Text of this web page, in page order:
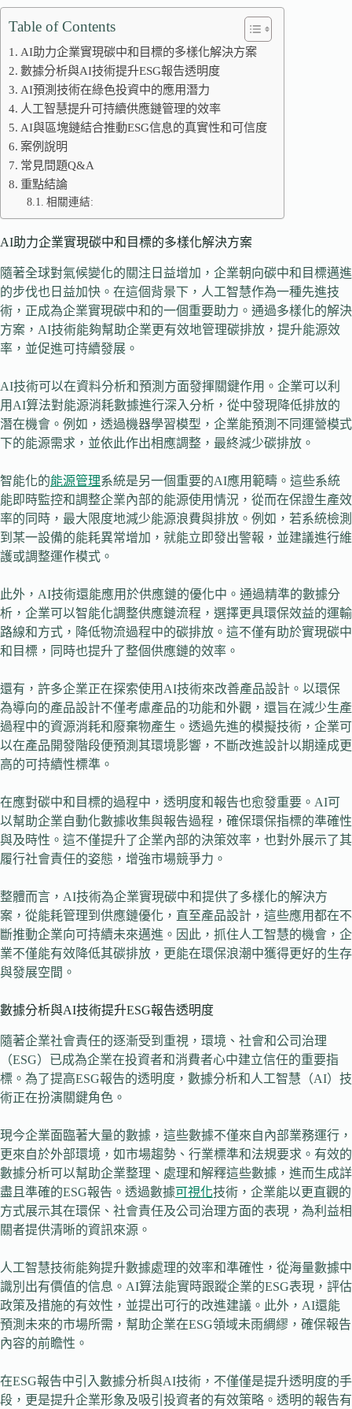
Table of Contents
AI助力企業實現碳中和目標的多樣化解決方案
數據分析與AI技術提升ESG報告透明度
AI預測技術在綠色投資中的應用潛力
人工智慧提升可持續供應鏈管理的效率
AI與區塊鏈結合推動ESG信息的真實性和可信度
案例說明
常見問題Q&A
重點結論
相關連結:
AI助力企業實現碳中和目標的多樣化解決方案
隨著全球對氣候變化的關注日益增加，企業朝向碳中和目標邁進
的步伐也日益加快。在這個背景下，人工智慧作為一種先進技
術，正成為企業實現碳中和的一個重要助力。通過多樣化的解決
方案，AI技術能夠幫助企業更有效地管理碳排放，提升能源效
率，並促進可持續發展。
AI技術可以在資料分析和預測方面發揮關鍵作用。企業可以利
用AI算法對能源消耗數據進行深入分析，從中發現降低排放的
潛在機會。例如，透過機器學習模型，企業能預測不同運營模式
下的能源需求，並依此作出相應調整，最終減少碳排放。
智能化的能源管理系統是另一個重要的AI應用範疇。這些系統
能即時監控和調整企業內部的能源使用情況，從而在保證生產效
率的同時，最大限度地減少能源浪費與排放。例如，若系統檢測
到某一設備的能耗異常增加，就能立即發出警報，並建議進行維
護或調整運作模式。
此外，AI技術還能應用於供應鏈的優化中。通過精準的數據分
析，企業可以智能化調整供應鏈流程，選擇更具環保效益的運輸
路線和方式，降低物流過程中的碳排放。這不僅有助於實現碳中
和目標，同時也提升了整個供應鏈的效率。
還有，許多企業正在探索使用AI技術來改善產品設計。以環保
為導向的產品設計不僅考慮產品的功能和外觀，還旨在減少生產
過程中的資源消耗和廢棄物產生。透過先進的模擬技術，企業可
以在產品開發階段便預測其環境影響，不斷改進設計以期達成更
高的可持續性標準。
在應對碳中和目標的過程中，透明度和報告也愈發重要。AI可
以幫助企業自動化數據收集與報告過程，確保環保指標的準確性
與及時性。這不僅提升了企業內部的決策效率，也對外展示了其
履行社會責任的姿態，增強市場競爭力。
整體而言，AI技術為企業實現碳中和提供了多樣化的解決方
案，從能耗管理到供應鏈優化，直至產品設計，這些應用都在不
斷推動企業向可持續未來邁進。因此，抓住人工智慧的機會，企
業不僅能有效降低其碳排放，更能在環保浪潮中獲得更好的生存
與發展空間。
數據分析與AI技術提升ESG報告透明度
隨著企業社會責任的逐漸受到重視，環境、社會和公司治理
（ESG）已成為企業在投資者和消費者心中建立信任的重要指
標。為了提高ESG報告的透明度，數據分析和人工智慧（AI）技
術正在扮演關鍵角色。
現今企業面臨著大量的數據，這些數據不僅來自內部業務運行，
更來自於外部環境，如市場趨勢、行業標準和法規要求。有效的
數據分析可以幫助企業整理、處理和解釋這些數據，進而生成詳
盡且準確的ESG報告。透過數據可視化技術，企業能以更直觀的
方式展示其在環保、社會責任及公司治理方面的表現，為利益相
關者提供清晰的資訊來源。
人工智慧技術能夠提升數據處理的效率和準確性，從海量數據中
識別出有價值的信息。AI算法能實時跟蹤企業的ESG表現，評估
政策及措施的有效性，並提出可行的改進建議。此外，AI還能
預測未來的市場所需，幫助企業在ESG領域未雨綢繆，確保報告
內容的前瞻性。
在ESG報告中引入數據分析與AI技術，不僅僅是提升透明度的手
段，更是提升企業形象及吸引投資者的有效策略。透明的報告有